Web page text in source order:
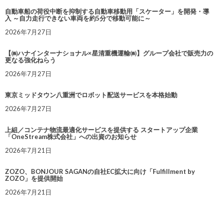
自動車船の荷役中断を抑制する自動車移動用「スケーター」を開発・導
入 ～自力走行できない車両を約5分で移動可能に～
2026年7月27日
【㈱ハナインターナショナル×星清重機運輸㈱】グループ会社で販売力の
更なる強化ねらう
2026年7月27日
東京ミッドタウン八重洲でロボット配送サービスを本格始動
2026年7月27日
上組／コンテナ物流最適化サービスを提供する スタートアップ企業
「OneStream株式会社」への出資のお知らせ
2026年7月21日
ZOZO、BONJOUR SAGANの自社EC拡大に向け「Fulfillment by
ZOZO」を提供開始
2026年7月21日